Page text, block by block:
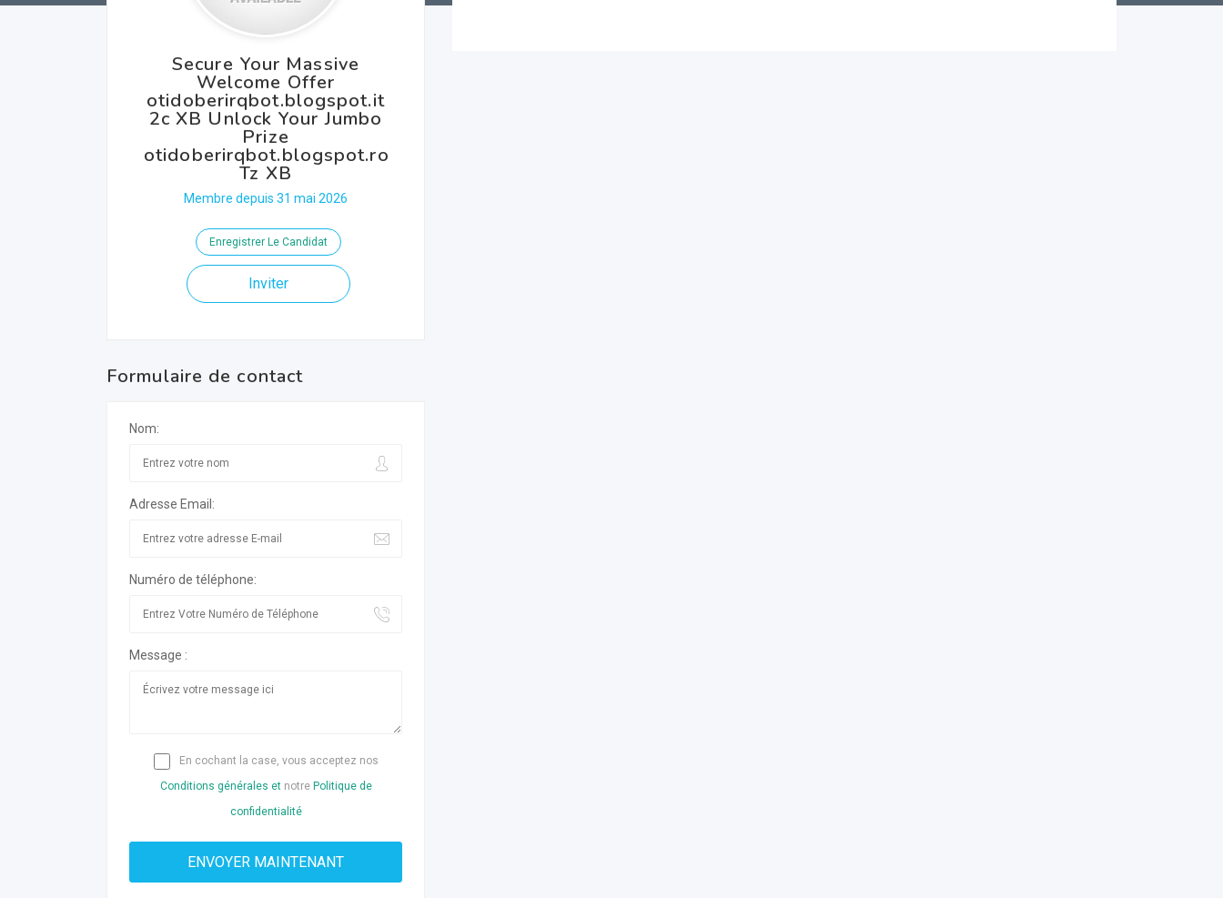
Secure Your Massive
Welcome Offer
otidoberirqbot.blogspot.it
2c XB Unlock Your Jumbo
Prize
otidoberirqbot.blogspot.ro
Tz XB
Membre depuis 31 mai 2026
Enregistrer Le Candidat
Inviter
Formulaire de contact
Nom:
Adresse Email:
Numéro de téléphone:
Message :
En cochant la case, vous acceptez nos
Conditions générales etnotre Politique de
confidentialité